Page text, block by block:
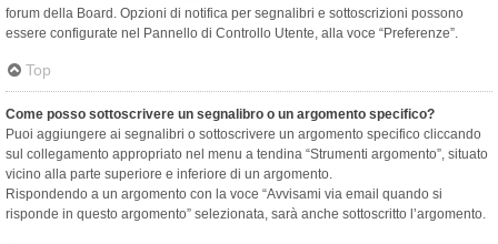
forum della Board. Opzioni di notifica per segnalibri e sottoscrizioni possono
essere configurate nel Pannello di Controllo Utente, alla voce “Preferenze”.
Top
Come posso sottoscrivere un segnalibro o un argomento specifico?
Puoi aggiungere ai segnalibri o sottoscrivere un argomento specifico cliccando
sul collegamento appropriato nel menu a tendina “Strumenti argomento”, situato
vicino alla parte superiore e inferiore di un argomento.
Rispondendo a un argomento con la voce “Avvisami via email quando si
risponde in questo argomento” selezionata, sarà anche sottoscritto l’argomento.